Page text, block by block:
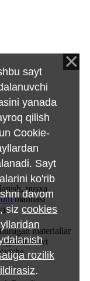
nusxa
manbasi
materiallar
Sayt
sayt
yanada
qilish
Cookie-
Sayt
ko'rib
davom
sizcookies
rozilik
.